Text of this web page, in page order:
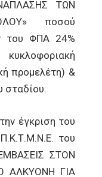
ΤΩΝ
ποσού
του ΦΠΑ 24%
προμελέτη) &
σταδίου.
έγκριση του
του
ΣΤΟΝ
ΑΛΚΥΟΝΗ ΓΙΑ